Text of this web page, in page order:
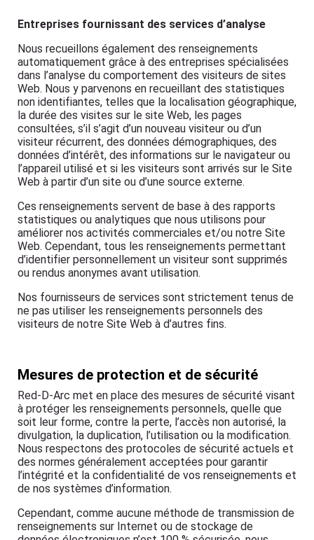
Entreprises fournissant des services d’analyse
Nous recueillons également des renseignements
automatiquement grâce à des entreprises spécialisées
dans l’analyse du comportement des visiteurs de sites
Web. Nous y parvenons en recueillant des statistiques
non identifiantes, telles que la localisation géographique,
la durée des visites sur le site Web, les pages
consultées, s’il s’agit d’un nouveau visiteur ou d’un
visiteur récurrent, des données démographiques, des
données d’intérêt, des informations sur le navigateur ou
l’appareil utilisé et si les visiteurs sont arrivés sur le Site
Web à partir d’un site ou d’une source externe.
Ces renseignements servent de base à des rapports
statistiques ou analytiques que nous utilisons pour
améliorer nos activités commerciales et/ou notre Site
Web. Cependant, tous les renseignements permettant
d’identifier personnellement un visiteur sont supprimés
ou rendus anonymes avant utilisation.
Nos fournisseurs de services sont strictement tenus de
ne pas utiliser les renseignements personnels des
visiteurs de notre Site Web à d’autres fins.
Mesures de protection et de sécurité
Red-D-Arc met en place des mesures de sécurité visant
à protéger les renseignements personnels, quelle que
soit leur forme, contre la perte, l’accès non autorisé, la
divulgation, la duplication, l’utilisation ou la modification.
Nous respectons des protocoles de sécurité actuels et
des normes généralement acceptées pour garantir
l’intégrité et la confidentialité de vos renseignements et
de nos systèmes d’information.
Cependant, comme aucune méthode de transmission de
renseignements sur Internet ou de stockage de